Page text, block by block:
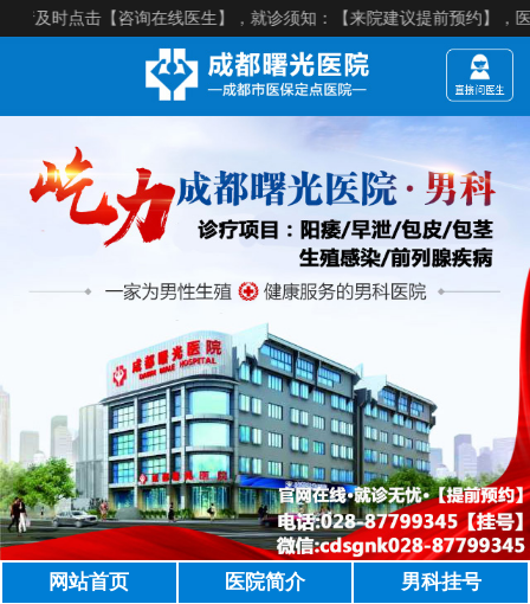
时点击【咨询在线医生】，就诊须知：【来院建议提前预约】，医院电
网站首页 医院简介
男科挂号